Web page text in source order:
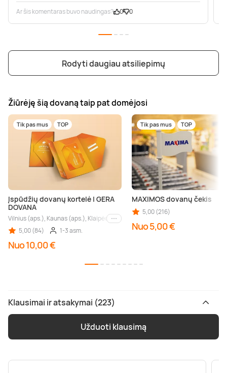
Ar šis komentaras buvo naudingas? 0 0
Rodyti daugiau atsiliepimų
Žiūrėję šią dovaną taip pat domėjosi
Tik pas mus TOP
Įspūdžių dovanų kortelė | GERA
DOVANA
Vilnius (aps.), Kaunas (aps.), Klaipėda (aps.), Palanga (aps.), Nida (aps.),
Kiti miestai
5,00 (84)
1-3 asm.
Nuo 10,00 €
Tik pas mus TOP
MAXIMOS dovanų čekis
5,00 (216)
Nuo 5,00 €
Klausimai ir atsakymai (223)
Užduoti klausimą